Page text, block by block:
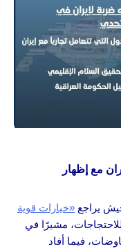
مع إظهار
يراجع «خيارات قوية
مشيرًا في
فيما أفاد